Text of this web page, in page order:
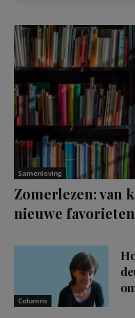
Samenleving
Zomerlezen: van
nieuwe favorieten
Columns